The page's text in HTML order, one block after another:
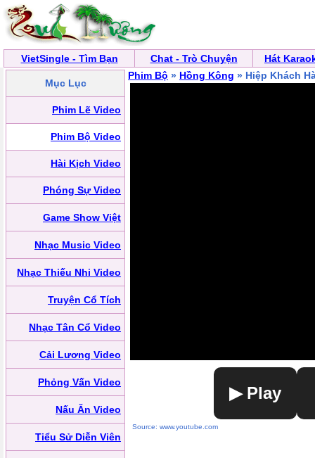
VietSingle - Tìm Bạn Chat - Trò Chuyện Hát
Mục Lục
Phim Lẽ Video
Phim Bộ Video
Hài Kịch Video
Phóng Sự Video
Game Show Việt
Nhạc Music Video
Nhạc Thiếu Nhi Video
Truyện Cổ Tích
Nhạc Tân Cổ Video
Cải Lương Video
Phỏng Vấn Video
Nấu Ăn Video
Tiểu Sử Diễn Viên
Phim Bộ » Hồng Kông » Hiệp Khách
▶ Play
Source: www.youtube.com